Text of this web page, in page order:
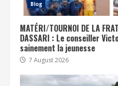
Blog
MATÉRI/TOURNOI DE LA
DASSARI : Le conseiller
sainement la jeunesse
7 August 2026